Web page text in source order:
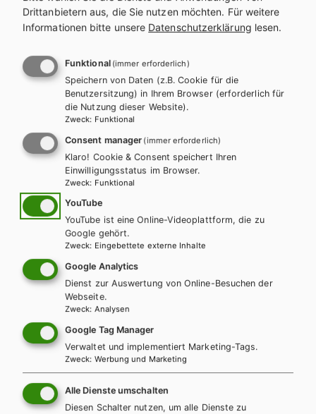
AHS-O BAFEP/BASOP HAK/HAS HLFS/LFS
HUM/FS
KOMPETENZ:DEUTSCH – modular.
Sprachbuch für höhere Schulen. Trainingsteil
Trainingsteil + E-Book
Trainingsteil E-Book Solo
Trainingsteil mit E-BOOK+
Trainingsteil E-BOOK+ Solo
TT Lehrer/innenausgabe
Drittanbietern aus, die Sie nutzen möchten. Für weitere
Informationen bitte unsere Datenschutzerklärung lesen.
Funktional (immer erforderlich)
Speichern von Daten (z.B. Cookie für die
Benutzersitzung) in Ihrem Browser (erforderlich für
die Nutzung dieser Website).
Zweck: Funktional
Consent manager (immer erforderlich)
Klaro! Cookie & Consent speichert Ihren
Einwilligungsstatus im Browser.
Zweck: Funktional
YouTube
YouTube ist eine Online-Videoplattform, die zu
Google gehört.
Zweck: Eingebettete externe Inhalte
Google Analytics
Dienst zur Auswertung von Online-Besuchen der
Webseite.
Zweck: Analysen
Google Tag Manager
Verwaltet und implementiert Marketing-Tags.
Zweck: Werbung und Marketing
Alle Dienste umschalten
Diesen Schalter nutzen, um alle Dienste zu